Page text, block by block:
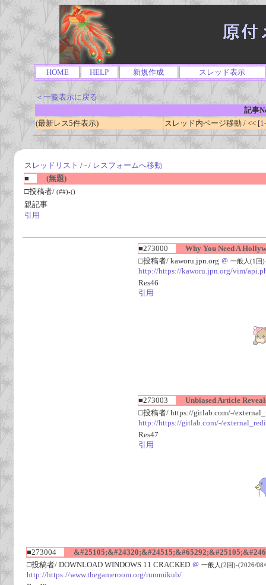
HOME HELP 新規作成 スレッド表示
＜一覧表示に戻る
記事
(最新レス5件表示)
スレッド内ページ移動 / << [
スレッドリスト / - / レスフォームへ移動
■
(無題)
□投稿者/ (##)-()
親記事
引用
■273000
Why You Need A
□投稿者/ kaworu.jpn.org ＠ 一般人(1回
http://https://kaworu.jpn.org/vim/
Res46
引用
■273003
Unbiased Article
□投稿者/ https://gitlab.com/-/
http://https://gitlab.com/-/
Res47
引用
■273004
□投稿者/ DOWNLOAD WINDOWS 11 CRACKED ＠ 一般人(2回)-(2026/
http://https://www.thegameroom.org/rummikub/